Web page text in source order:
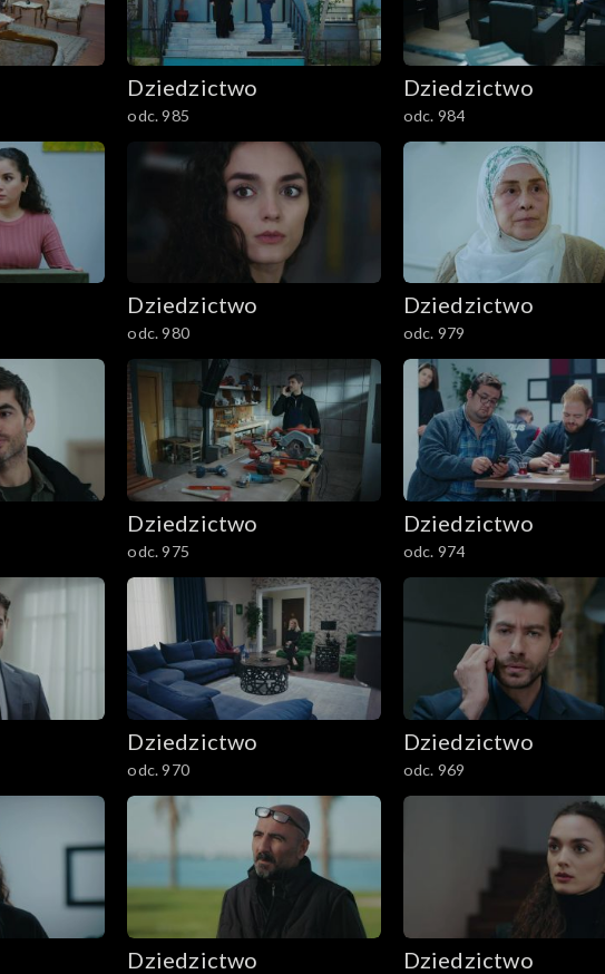
Dziedzictwo
odc. 985
Dziedzictwo
odc. 984
Dziedzictwo
odc. 980
Dziedzictwo
odc. 979
Dziedzictwo
odc. 975
Dziedzictwo
odc. 974
Dziedzictwo
odc. 970
Dziedzictwo
odc. 969
Dziedzictwo Dziedzictwo